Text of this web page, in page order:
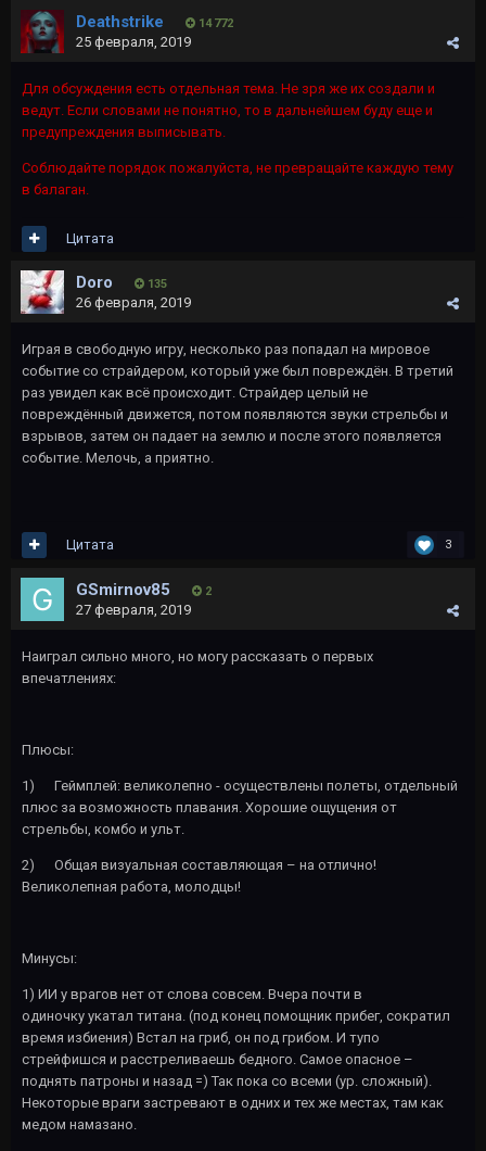
Deathstrike 14 772
25 февраля, 2019
Для обсуждения есть отдельная тема. Не зря же их создали и
ведут. Если словами не понятно, то в дальнейшем буду еще и
предупреждения выписывать.
Соблюдайте порядок пожалуйста, не превращайте каждую тему
в балаган.
Цитата
Doro 135
26 февраля, 2019
Играя в свободную игру, несколько раз попадал на мировое
событие со страйдером, который уже был повреждён. В третий
раз увидел как всё происходит. Страйдер целый не
повреждённый движется, потом появляются звуки стрельбы и
взрывов, затем он падает на землю и после этого появляется
событие. Мелочь, а приятно.
3
Цитата
GSmirnov85 2
27 февраля, 2019
Наиграл сильно много, но могу рассказать о первых
впечатлениях:
Плюсы:
1)
Геймплей: великолепно - осуществлены полеты, отдельный
плюс за возможность плавания. Хорошие ощущения от
стрельбы, комбо и ульт.
2)
Общая визуальная составляющая – на отлично!
Великолепная работа, молодцы!
Минусы:
1) ИИ у врагов нет от слова совсем. Вчера почти в
одиночку укатал титана. (под конец помощник прибег, сократил
время избиения) Встал на гриб, он под грибом. И тупо
стрейфишся и расстреливаешь бедного. Самое опасное –
поднять патроны и назад =) Так пока со всеми (ур. сложный).
Некоторые враги застревают в одних и тех же местах, там как
медом намазано.